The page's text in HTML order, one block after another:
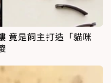
竟是飼主打造「貓咪